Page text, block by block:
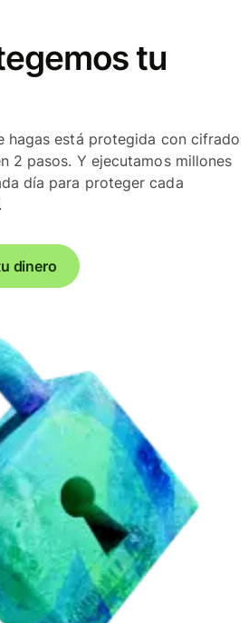
tu
hagas está protegida con cifrado
2 pasos. Y ejecutamos millones
día para proteger cada
dinero